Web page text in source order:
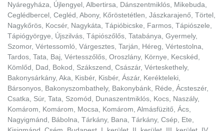
Nyáregyháza, Újlengyel, Albertirsa, Dánszentmiklós, Mikebuda,
Ceglédbercel, Cegléd, Abony, Kőröstetétlen, Jászkarajenő, Törtel,
Nagykőrös, Kocsér, Nagykáta, Tápióbicske, Farmos, Tápiószele,
Tápiógyörgye, Újszilvás, Tápiószőlős, Tatabánya, Gyermely,
Szomor, Vértessomló, Várgesztes, Tarján, Héreg, Vértestolna,
Tardos, Tata, Baj, Vértesszőlős, Oroszlány, Környe, Kecskéd,
Kömlőd, Dad, Bokod, Szákszend, Császár, Vérteskethely,
Bakonysárkány, Aka, Kisbér, Kisbér, Ászár, Kerékteleki,
Bársonyos, Bakonyszombathely, Bakonybánk, Réde, Ácsteszér,
Csatka, Súr, Tata, Szomód, Dunaszentmiklós, Kocs, Naszály,
Komárom, Komárom, Mocsa, Komárom, Almásfüzitő, Ács,
Nagyigmánd, Bábolna, Tárkány, Bana, Tárkány, Csép, Ete,